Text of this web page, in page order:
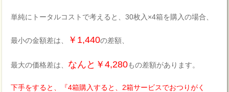
単純にトータルコストで考えると、30枚入×4箱を購入の場合、
最小の金額差は、 ￥1,440の差額、
最大の価格差は、 なんと￥4,280もの差額があります。
下手をすると、『4箱購入すると、2箱サービスでおつりがく